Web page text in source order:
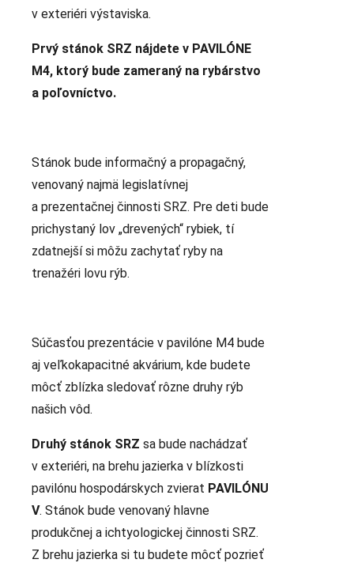
v exteriéri výstaviska.
Prvý stánok SRZ nájdete v PAVILÓNE
M4, ktorý bude zameraný na rybárstvo
a poľovníctvo.
Stánok bude informačný a propagačný,
venovaný najmä legislatívnej
a prezentačnej činnosti SRZ. Pre deti bude
prichystaný lov „drevených“ rybiek, tí
zdatnejší si môžu zachytať ryby na
trenažéri lovu rýb.
Súčasťou prezentácie v pavilóne M4 bude
aj veľkokapacitné akvárium, kde budete
môcť zblízka sledovať rôzne druhy rýb
našich vôd.
Druhý stánok SRZ sa bude nachádzať
v exteriéri, na brehu jazierka v blízkosti
pavilónu hospodárskych zvierat PAVILÓNU
V. Stánok bude venovaný hlavne
produkčnej a ichtyologickej činnosti SRZ.
Z brehu jazierka si tu budete môcť pozrieť